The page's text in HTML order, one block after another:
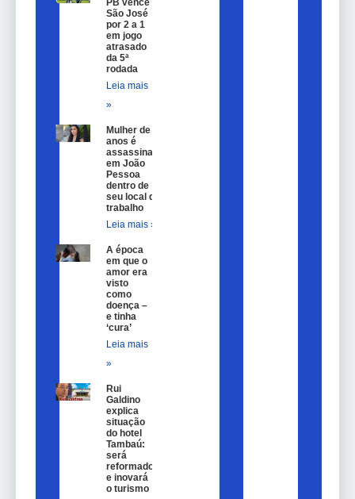
PB vence
São José
por 2 a 1
em jogo
atrasado
da 5ª
rodada
Leia mais
»
Mulher de 25
anos é
assassinada
em João
Pessoa
dentro de
seu local de
trabalho
Leia mais »
A época
em que o
amor era
visto
como
doença –
e tinha
‘cura’
Leia mais
»
Rui
Galdino
explica
situação
do hotel
Tambaú:
será
reformado
e inovará
o turismo